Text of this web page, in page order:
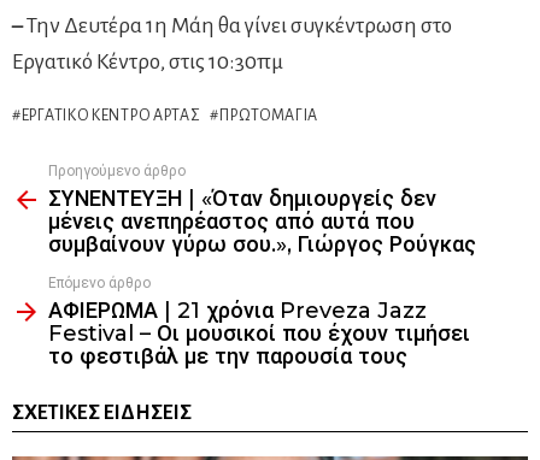
–Την Δευτέρα 1η Μάη θα γίνει συγκέντρωση στο
Εργατικό Κέντρο, στις 10:30πμ
ΕΡΓΑΤΙΚΌ ΚΈΝΤΡΟ ΆΡΤΑΣ ΠΡΩΤΟΜΑΓΊΑ
more
Προηγούμενο άρθρο
ΣΥΝΕΝΤΕΥΞΗ | «Όταν δημιουργείς δεν
μένεις ανεπηρέαστος από αυτά που
συμβαίνουν γύρω σου.», Γιώργος Ρούγκας
Επόμενο άρθρο
ΑΦΙΕΡΩΜΑ | 21 χρόνια Preveza Jazz
Festival – Οι μουσικοί που έχουν τιμήσει
το φεστιβάλ με την παρουσία τους
ΣΧΕΤΙΚΈΣ ΕΙΔΉΣΕΙΣ